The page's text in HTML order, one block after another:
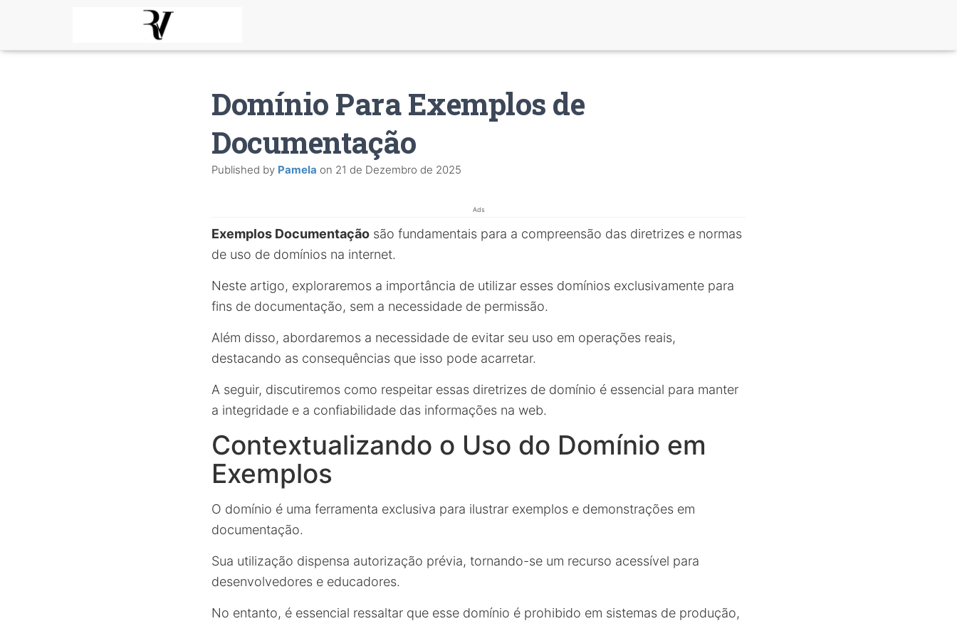
Domínio Para Exemplos de
Documentação
Published by Pamela on 21 de Dezembro de 2025
Ads
Exemplos Documentação são fundamentais para a compreensão das diretrizes e normas
de uso de domínios na internet.
Neste artigo, exploraremos a importância de utilizar esses domínios exclusivamente para
fins de documentação, sem a necessidade de permissão.
Além disso, abordaremos a necessidade de evitar seu uso em operações reais,
destacando as consequências que isso pode acarretar.
A seguir, discutiremos como respeitar essas diretrizes de domínio é essencial para manter
a integridade e a confiabilidade das informações na web.
Contextualizando o Uso do Domínio em
Exemplos
O domínio é uma ferramenta exclusiva para ilustrar exemplos e demonstrações em
documentação.
Sua utilização dispensa autorização prévia, tornando-se um recurso acessível para
desenvolvedores e educadores.
No entanto, é essencial ressaltar que esse domínio é prohibido em sistemas de produção,